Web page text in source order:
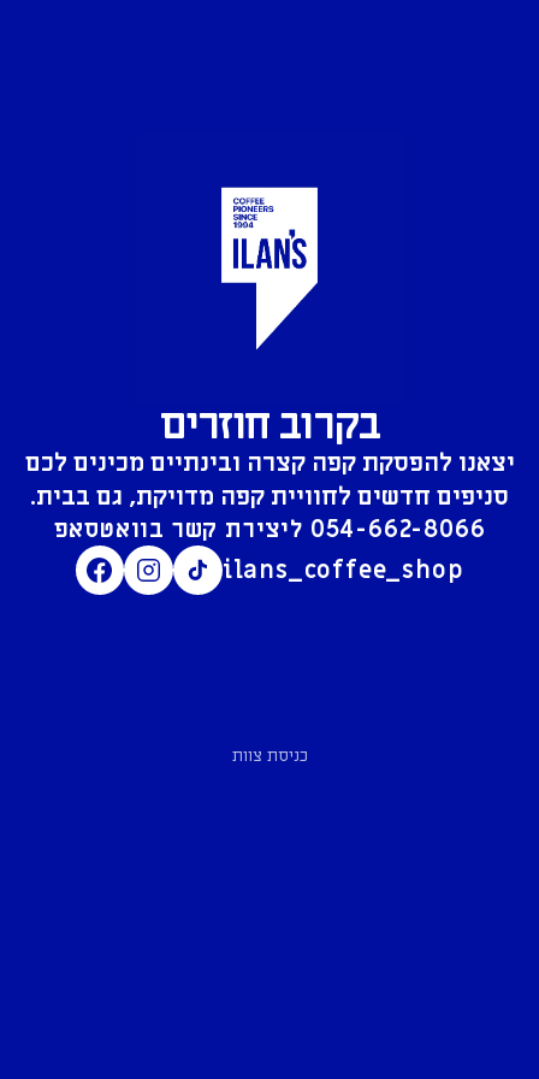
בקרוב חוזרים
יצאנו להפסקת קפה קצרה ובינתיים מכינים לכם
סניפים חדשים לחוויית קפה מדויקת, גם בבית.
054-662-8066
ilans_coffee_shop
כניסת צוות